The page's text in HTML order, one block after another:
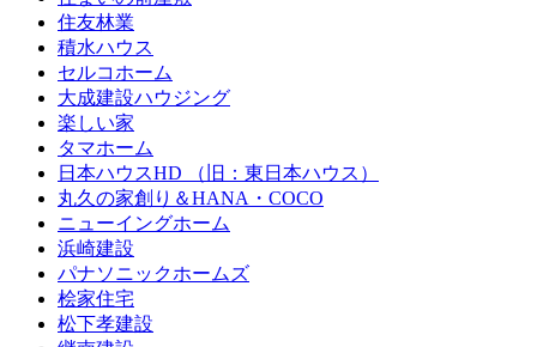
住友林業
積水ハウス
セルコホーム
大成建設ハウジング
楽しい家
タマホーム
日本ハウスHD （旧：東日本ハウス）
丸久の家創り＆HANA・COCO
ニューイングホーム
浜崎建設
パナソニックホームズ
桧家住宅
松下孝建設